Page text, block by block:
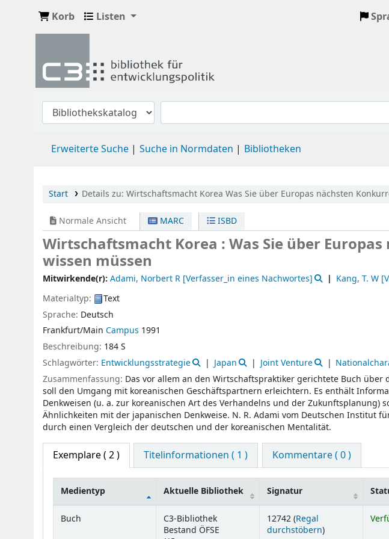
Korb Listen
Erweiterte Suche Suche in Normdaten Bibliotheken
Start Details zu: Wirtschaftsmacht Korea Was Sie über Europas nächsten
Normale Ansicht MARC ISBD
Wirtschaftsmacht Korea : Was Sie über
wissen müssen
Mitwirkende(r): Adami, Norbert R [Verfasser_in eines Nachwortes] Kang, T. W
Materialtyp:
Text
Sprache: Deutsch
Frankfurt/Main Campus 1991
Beschreibung: 184 S
Schlagwörter: Entwicklungsstrategie Japan Joint Venture
Zusammenfassung: Das vor allem an den Wirtschaftspraktiker gerichtete Buch
soll den Umgang mit koreanischen Geschäftspartnern erleichtern. Es enthält
Denkweisen (u. a. zur koreanischen Art des Verhandelns und der Zukunftsplanung)
Ähnlichkeiten mit der japanischen Denkweise. N. R. Adami vom Deutschen Institut
durch einen Vergleich der deutschen und der koreanischen Mentalität.
Exemplare( 2 ) Titelinformationen ( 1 ) Kommentare ( 0 )
Medientyp Aktuelle Bibliothek Signatur
Buch
C3-Bibliothek
Bestand ÖFSE
12742 (Regal
durchstöbern(Öffnet sich
)